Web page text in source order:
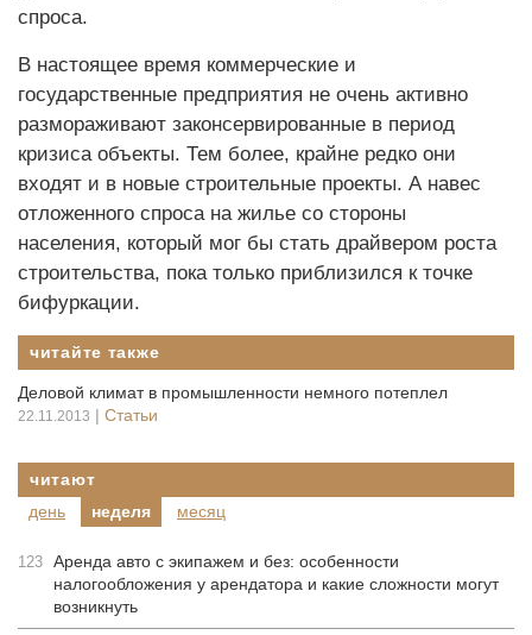
спроса.
В настоящее время коммерческие и
государственные предприятия не очень активно
размораживают законсервированные в период
кризиса объекты. Тем более, крайне редко они
входят и в новые строительные проекты. А навес
отложенного спроса на жилье со стороны
населения, который мог бы стать драйвером роста
строительства, пока только приблизился к точке
бифуркации.
читайте также
Деловой климат в промышленности немного потеплел
22.11.2013 | Статьи
читают
день
неделя месяц
123 Аренда авто с экипажем и без: особенности
налогообложения у арендатора и какие сложности могут
возникнуть